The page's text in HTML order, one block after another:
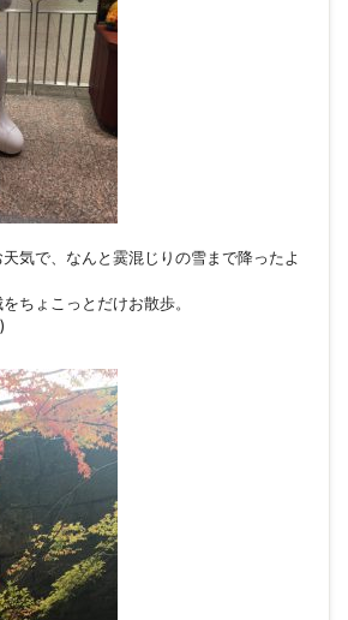
気で、なんと霙混じりの雪まで降ったよ
ちょこっとだけお散歩。